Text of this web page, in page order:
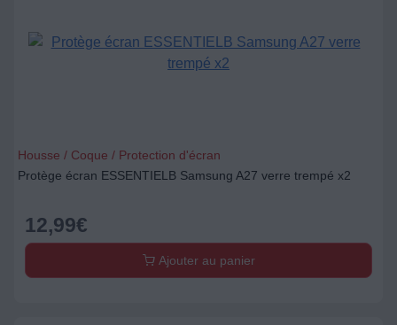
Housse / Coque / Protection d'écran
Protège écran ESSENTIELB Samsung A27 verre trempé x2
12,99€
Ajouter au panier